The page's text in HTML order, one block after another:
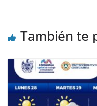
También te